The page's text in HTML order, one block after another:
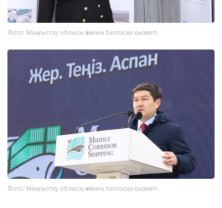
Фото: Маңғыстау облысы әкімінің баспасөз қызметі
Фото: Маңғыстау облысы әкімінің баспасөз қызметі